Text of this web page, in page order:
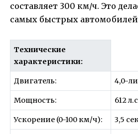
составляет 300 км/ч. Это
самых быстрых автомобилей
Технические
характеристики:
Двигатель: 4,0-
Мощность: 612
Ускорение (0-100 км/ч): 3,5